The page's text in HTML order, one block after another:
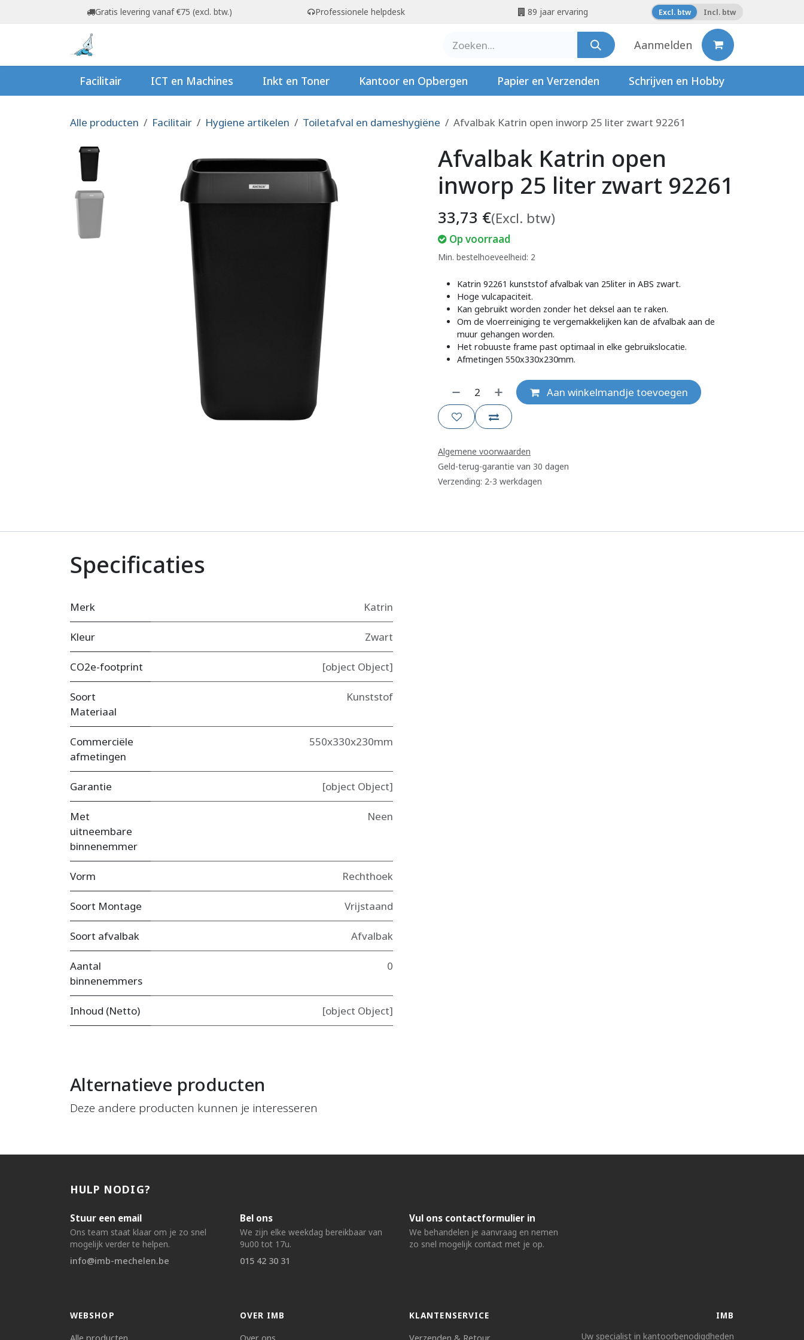
Overslaan naar inhoudGratis levering vanaf €75 (excl. btw.) Professionele helpdesk 89 jaar ervaring Excl. btw Incl. btw
Aanmelden
Facilitair ICT en Machines Inkt en Toner Kantoor en Opbergen Papier en Verzenden Schrijven en Hobby
Alle producten Facilitair Hygiene artikelen Toiletafval en dameshygiëne Afvalbak Katrin open inworp 25 liter zwart 92261
Afvalbak Katrin open
inworp 25 liter zwart 92261
33,73 €(Excl. btw)
Op voorraad
Min. bestelhoeveelheid: 2
Katrin 92261 kunststof afvalbak van 25liter in ABS zwart.
Hoge vulcapaciteit.
Kan gebruikt worden zonder het deksel aan te raken.
Om de vloerreiniging te vergemakkelijken kan de afvalbak aan de
muur gehangen worden.
Het robuuste frame past optimaal in elke gebruikslocatie.
Afmetingen 550x330x230mm.
Aan winkelmandje toevoegen
Algemene voorwaarden
Geld-terug-garantie van 30 dagen
Verzending: 2-3 werkdagen
Specificaties
Merk Katrin
Kleur Zwart
CO2e-footprint [object Object]
Soort
Materiaal
Kunststof
Commerciële
afmetingen
550x330x230mm
Garantie [object Object]
Met
uitneembare
binnenemmer
Neen
Vorm Rechthoek
Soort Montage Vrijstaand
Soort afvalbak Afvalbak
Aantal
binnenemmers
0
Inhoud (Netto) [object Object]
Alternatieve producten
Deze andere producten kunnen je interesseren
HULP NODIG?
Stuur een email
Ons team staat klaar om je zo snel
mogelijk verder te helpen.
info@imb-mechelen.be
Bel ons
We zijn elke weekdag bereikbaar van
9u00 tot 17u.
015 42 30 31
Vul ons contactformulier in
We behandelen je aanvraag en nemen
zo snel mogelijk contact met je op.
WEBSHOP
OVER IMB
KLANTENSERVICE
IMB
Uw specialist in kantoorbenodigdheden